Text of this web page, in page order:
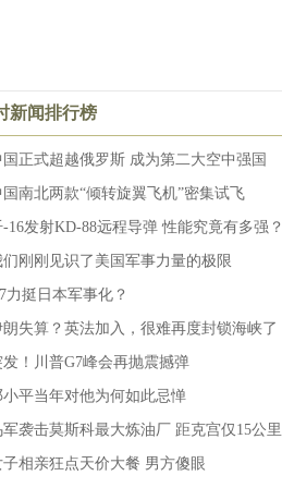
新闻排行榜
国正式超越俄罗斯 成为第二大空中强国
国南北两款“倾转旋翼飞机”密集试飞
-16发射KD-88远程导弹 性能究竟有多强？
们刚刚见识了美国军事力量的极限
力挺日本军事化？
朗失算？英法加入，很难再度封锁海峡了
发！川普G7峰会再抛震撼弹
小平当年对他为何如此忌惮
军袭击莫斯科最大炼油厂 距克宫仅15公里
子相亲狂点天价大餐 男方傻眼